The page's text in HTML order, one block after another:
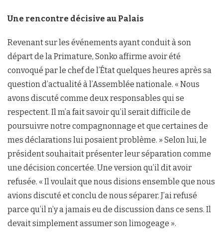
Une rencontre décisive au Palais
Revenant sur les événements ayant conduit à son
départ de la Primature, Sonko affirme avoir été
convoqué par le chef de l’État quelques heures après sa
question d’actualité à l’Assemblée nationale. « Nous
avons discuté comme deux responsables qui se
respectent. Il m’a fait savoir qu’il serait difficile de
poursuivre notre compagnonnage et que certaines de
mes déclarations lui posaient problème. » Selon lui, le
président souhaitait présenter leur séparation comme
une décision concertée. Une version qu’il dit avoir
refusée. « Il voulait que nous disions ensemble que nous
avions discuté et conclu de nous séparer. J’ai refusé
parce qu’il n’y a jamais eu de discussion dans ce sens. Il
devait simplement assumer son limogeage ».